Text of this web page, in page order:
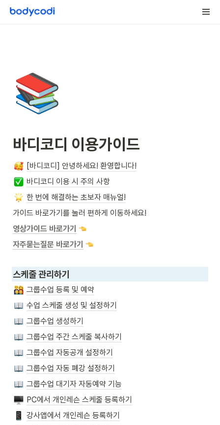
📚
바디코디 이용가이드
[바디코디] 안녕하세요! 환영합니다!
바디코디 이용 시 주의 사항
한 번에 해결하는 초보자 매뉴얼!
가이드 바로가기를 눌러 편하게 이동하세요!
영상가이드 바로가기
자주묻는질문 바로가기
스케줄 관리하기
그룹수업 등록 및 예약
수업 스케줄 생성 및 설정하기
그룹수업 생성하기
그룹수업 주간 스케줄 복사하기
그룹수업 자동공개 설정하기
그룹수업 자동 폐강 설정하기
그룹수업 대기자 자동예약 기능
PC에서 개인레슨 스케줄 등록하기
강사앱에서 개인레슨 등록하기